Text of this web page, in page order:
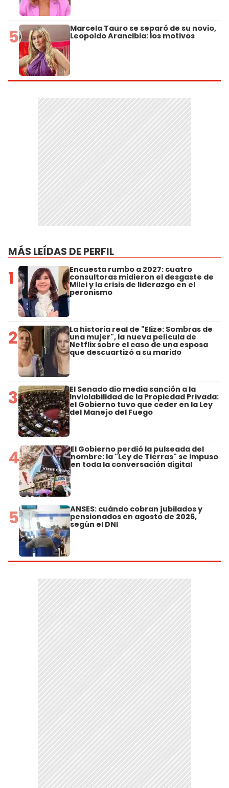
5 Marcela Tauro se separó de su novio,
Leopoldo Arancibia: los motivos
MÁS LEÍDAS DE PERFIL
1 Encuesta rumbo a 2027: cuatro
consultoras midieron el desgaste de
Milei y la crisis de liderazgo en el
peronismo
2 La historia real de "Elize: Sombras de
una mujer", la nueva película de
Netflix sobre el caso de una esposa
que descuartizó a su marido
3 El Senado dio media sanción a la
Inviolabilidad de la Propiedad Privada:
el Gobierno tuvo que ceder en la Ley
del Manejo del Fuego
4 El Gobierno perdió la pulseada del
nombre: la "Ley de Tierras" se impuso
en toda la conversación digital
5 ANSES: cuándo cobran jubilados y
pensionados en agosto de 2026,
según el DNI